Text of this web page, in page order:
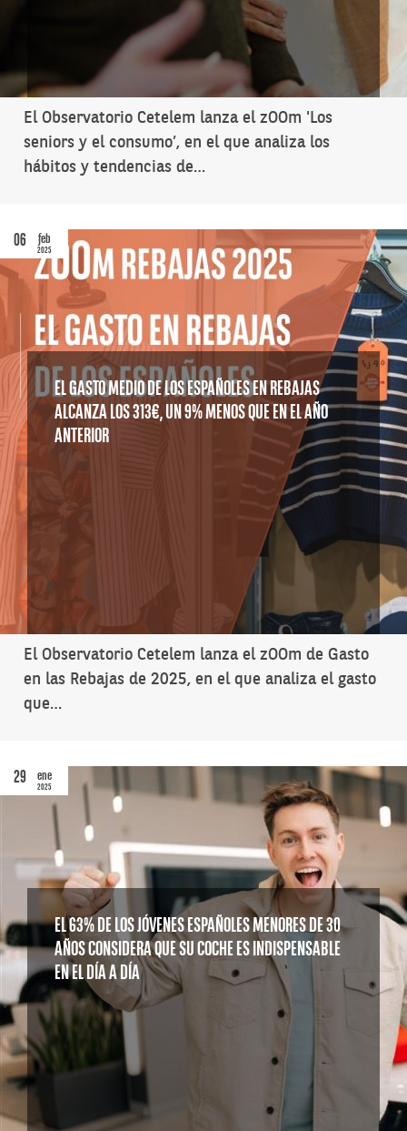
El Observatorio Cetelem lanza el zOOm 'Los
seniors y el consumo’, en el que analiza los
hábitos y tendencias de…
06 feb
2025
EL GASTO MEDIO DE LOS ESPAÑOLES EN REBAJAS
ALCANZA LOS 313€, UN 9% MENOS QUE EN EL AÑO
ANTERIOR
El Observatorio Cetelem lanza el zOOm de Gasto
en las Rebajas de 2025, en el que analiza el gasto
que…
29 ene
2025
EL 63% DE LOS JÓVENES ESPAÑOLES MENORES DE 30
AÑOS CONSIDERA QUE SU COCHE ES INDISPENSABLE
EN EL DÍA A DÍA